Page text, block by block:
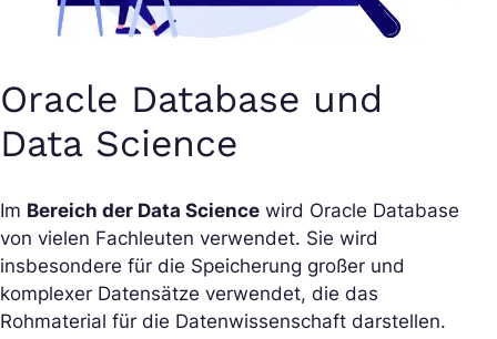
Oracle Database und
Data Science
Im Bereich der Data Science wird Oracle Database
von vielen Fachleuten verwendet. Sie wird
insbesondere für die Speicherung großer und
komplexer Datensätze verwendet, die das
Rohmaterial für die Datenwissenschaft darstellen.